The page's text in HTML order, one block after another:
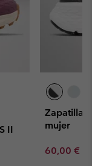
II
Zapatilla
mujer
Minimum
60,00 €